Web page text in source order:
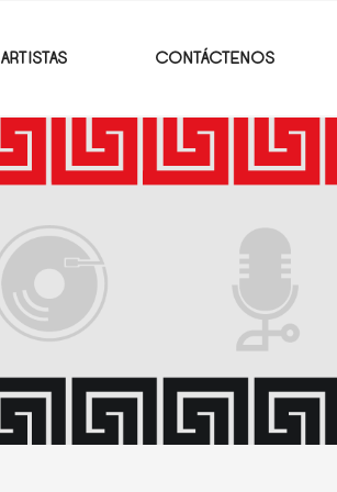
ARTISTAS CONTÁCTENOS